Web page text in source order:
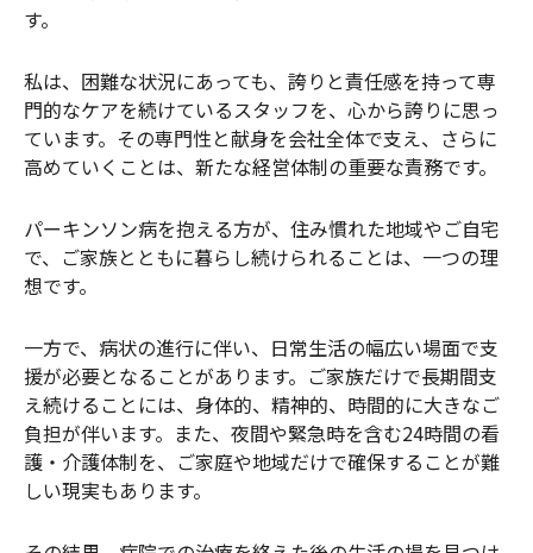
す。
私は、困難な状況にあっても、誇りと責任感を持って専
門的なケアを続けているスタッフを、心から誇りに思っ
ています。その専門性と献身を会社全体で支え、さらに
高めていくことは、新たな経営体制の重要な責務です。
パーキンソン病を抱える方が、住み慣れた地域やご自宅
で、ご家族とともに暮らし続けられることは、一つの理
想です。
一方で、病状の進行に伴い、日常生活の幅広い場面で支
援が必要となることがあります。ご家族だけで長期間支
え続けることには、身体的、精神的、時間的に大きなご
負担が伴います。また、夜間や緊急時を含む24時間の看
護・介護体制を、ご家庭や地域だけで確保することが難
しい現実もあります。